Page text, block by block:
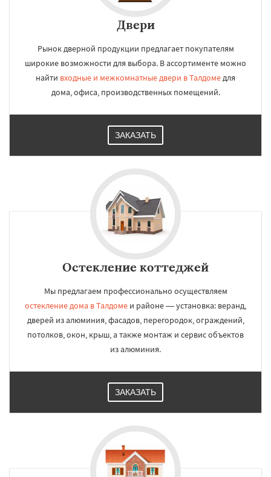
Двери
Рынок дверной продукции предлагает покупателям
широкие возможности для выбора. В ассортименте можно
найти входные и межкомнатные двери в Талдомедля
дома, офиса, производственных помещений.
ЗАКАЗАТЬ
Остекление коттеджей
Мы предлагаем профессионально осуществляем
остекление дома в Талдоме и районе — установка: веранд,
дверей из алюминия, фасадов, перегородок, ограждений,
потолков, окон, крыш, а также монтаж и сервис объектов
из алюминия.
ЗАКАЗАТЬ